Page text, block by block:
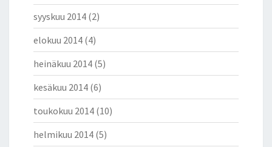
syyskuu 2014 (2)
elokuu 2014 (4)
heinäkuu 2014 (5)
kesäkuu 2014 (6)
toukokuu 2014 (10)
helmikuu 2014 (5)